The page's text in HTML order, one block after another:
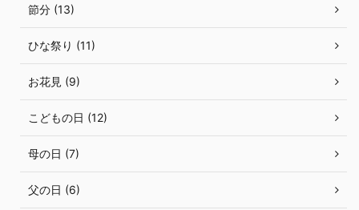
節分 (13)
ひな祭り (11)
お花見 (9)
こどもの日 (12)
母の日 (7)
父の日 (6)